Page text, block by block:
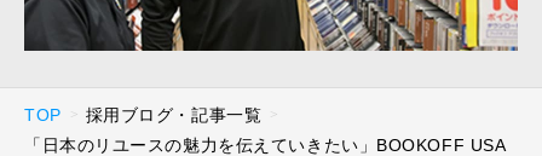
TOP
採用ブログ・記事一覧
「日本のリユースの魅力を伝えていきたい」BOOKOFF USA